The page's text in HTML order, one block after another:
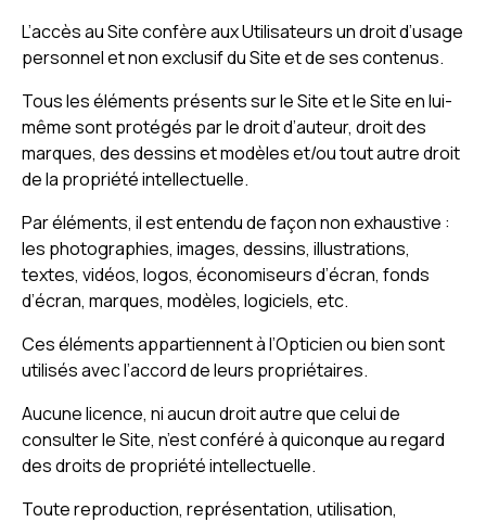
L’accès au Site confère aux Utilisateurs un droit d’usage
personnel et non exclusif du Site et de ses contenus.
Tous les éléments présents sur le Site et le Site en lui-
même sont protégés par le droit d’auteur, droit des
marques, des dessins et modèles et/ou tout autre droit
de la propriété intellectuelle.
Par éléments, il est entendu de façon non exhaustive :
les photographies, images, dessins, illustrations,
textes, vidéos, logos, économiseurs d’écran, fonds
d’écran, marques, modèles, logiciels, etc.
Ces éléments appartiennent à l’Opticien ou bien sont
utilisés avec l’accord de leurs propriétaires.
Aucune licence, ni aucun droit autre que celui de
consulter le Site, n’est conféré à quiconque au regard
des droits de propriété intellectuelle.
Toute reproduction, représentation, utilisation,